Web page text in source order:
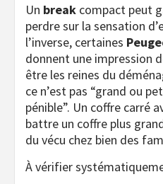
Un break compact peut
perdre sur la sensation
l’inverse, certaines
donnent une impression
être les reines du
ce n’est pas “grand ou
pénible”. Un coffre carré
battre un coffre plus
du vécu chez bien des
À vérifier